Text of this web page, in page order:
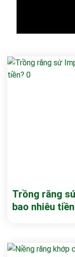
Trồng răng
bao nhiêu